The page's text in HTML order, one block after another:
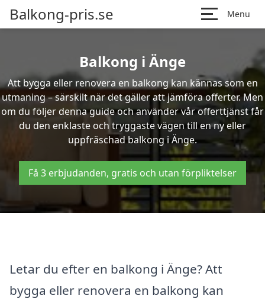
Balkong-pris.se Menu
Balkong i Änge
Att bygga eller renovera en balkong kan kännas som en
utmaning – särskilt när det gäller att jämföra offerter. Men
om du följer denna guide och använder vår offerttjänst får
du den enklaste och tryggaste vägen till en ny eller
uppfräschad balkong i Änge.
Få 3 erbjudanden, gratis och utan förpliktelser
Letar du efter en balkong i Änge? Att
bygga eller renovera en balkong kan